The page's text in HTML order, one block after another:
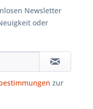
Newsletter
oder
zur